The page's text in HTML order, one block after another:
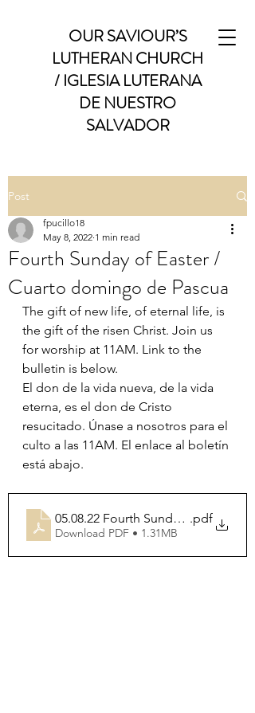
OUR SAVIOUR’S
LUTHERAN CHURCH
/ IGLESIA LUTERANA
DE NUESTRO
SALVADOR
Post
Fourth Sunday of Easter /
Cuarto domingo de Pascua
fpucillo18
May 8, 2022 1 min read
The gift of new life, of eternal life, is
the gift of the risen Christ. Join us
for worship at 11AM. Link to the
bulletin is below.
El don de la vida nueva, de la vida
eterna, es el don de Cristo
resucitado. Únase a nosotros para el
culto a las 11AM. El enlace al boletín
está abajo.
05.08.22 Fourth Sunday of Easter
.pdf
Download PDF • 1.31MB